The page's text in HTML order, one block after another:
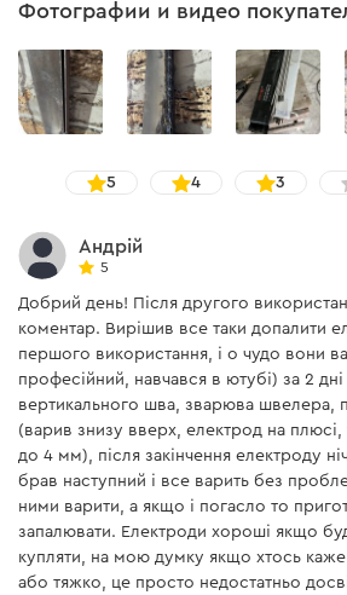
Фотографии и видео
5 4 3
Андрій
5
Добрий день! Після другого
коментар. Вирішив все таки допалити
першого використання, і о чудо вони
професійний, навчався в ютубі) за 2
вертикального шва, зварюва швелера,
(варив знизу вверх, електрод на
до 4 мм), після закінчення електроду
брав наступний і все варить без
ними варити, а якщо і погасло то
запалювати. Електроди хороші якщо
купляти, на мою думку якщо хтось
або тяжко, це просто недостатньо